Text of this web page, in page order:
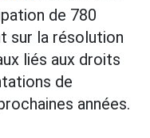
de 780
sur la résolution
liés aux droits
de
années.